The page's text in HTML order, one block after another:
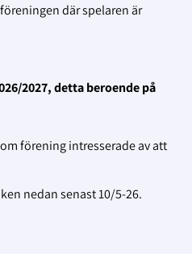
där spelaren är
2027, detta beroende på
förening intresserade av att
nedan senast 10/5-26.